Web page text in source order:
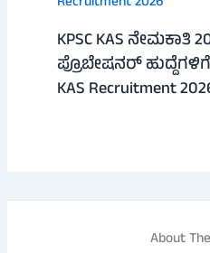
KPSC KAS ನೇಮಕಾತಿ
ಪ್ರೊಬೇಷನರ್
KAS Recruitment
About